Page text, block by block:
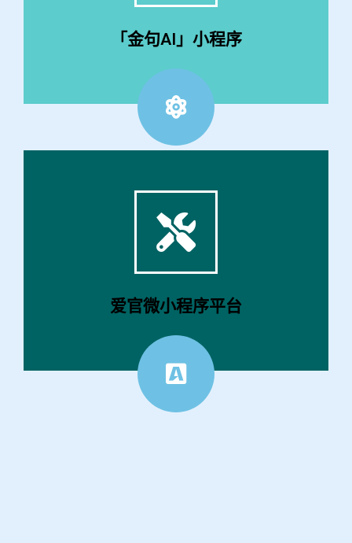
「金句AI」小程序
「金句AI」小程序
上传您的照片，1秒配词，朋友圈装逼利器，腾讯优
爱官微小程序平台
官微快速生成器
无需编码，5分钟官微生成，多种模板选择，只需
点击这里